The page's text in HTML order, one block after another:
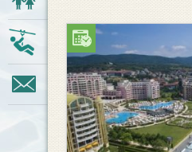
Kalandpark
Kapcsolat